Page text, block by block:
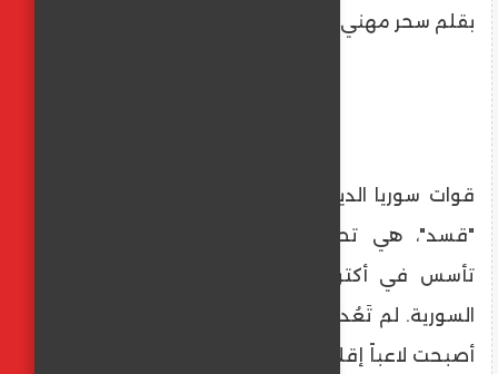
بقلم سحر مهني
​قوات سوريا الديمقراطية، المعروفة اختصاراً بـ
"قسد"، هي تحالف عسكري متعدد الأعراق
السورية. لم تَعُد قسد مجرد فصيل محلي، بل
أصبحت لاعباً إقليمياً ودولياً رئيسياً يسيطر على